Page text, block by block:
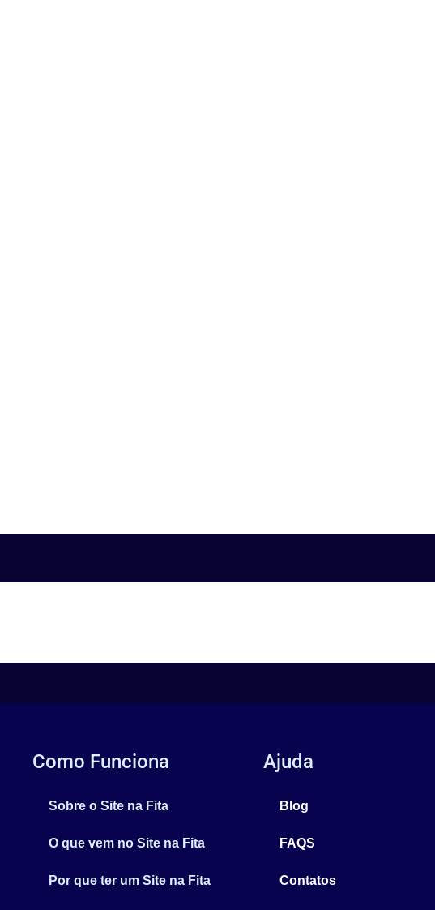
Como Funciona
Sobre o Site na Fita
O que vem no Site na Fita
Por que ter um Site na Fita
Ajuda
Blog
FAQS
Contatos